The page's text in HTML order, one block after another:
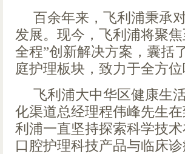
百余年来，飞利浦秉承
发展。现今，飞利浦将聚
全程”创新解决方案，囊括
庭护理板块，致力于全方
飞利浦大中华区健康生
化渠道总经理程伟峰先生
利浦一直坚持探索科学技
口腔护理科技产品与临床